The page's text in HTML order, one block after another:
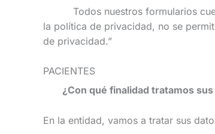
Todos nuestros formularios
la política de privacidad, no se
de privacidad.”
PACIENTES
¿Con qué finalidad tratamos sus
En la entidad, vamos a tratar sus